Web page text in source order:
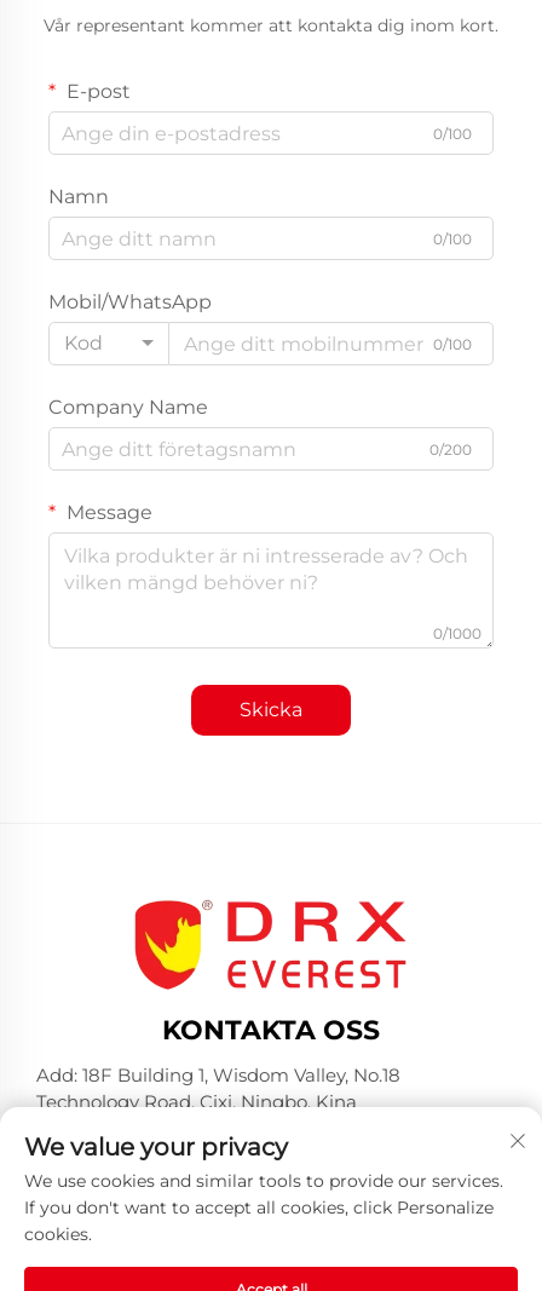
Vår representant kommer att kontakta dig inom kort.
E-post
0/100
Namn
0/100
Mobil/WhatsApp
Kod
0/100
Company Name
0/200
Message
0/1000
Skicka
KONTAKTA OSS
Add: 18F Building 1, Wisdom Valley, No.18
Technology Road, Cixi, Ningbo, Kina
Tel: +86-574-23660321
E-post:[email protected]
We value your privacy
We use cookies and similar tools to provide our services.
If you don't want to accept all cookies, click Personalize
cookies.